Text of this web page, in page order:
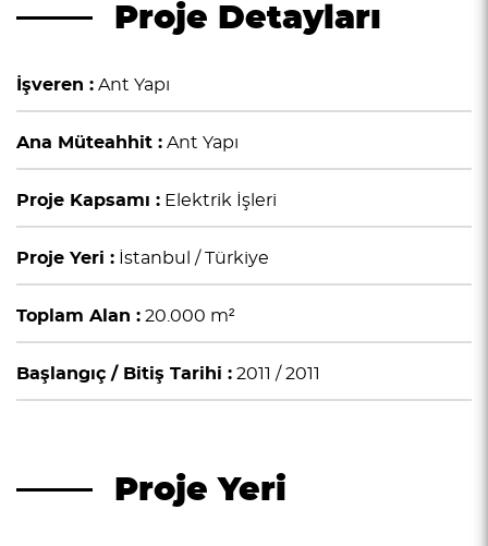
Proje Detayları
İşveren : Ant Yapı
Ana Müteahhit : Ant Yapı
Proje Kapsamı : Elektrik İşleri
Proje Yeri : İstanbul / Türkiye
Toplam Alan : 20.000 m²
Başlangıç / Bitiş Tarihi : 2011 / 2011
Proje Yeri